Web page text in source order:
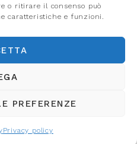
o ritirare il consenso può
caratteristiche e funzioni.
PREFERENZE
Privacy policy